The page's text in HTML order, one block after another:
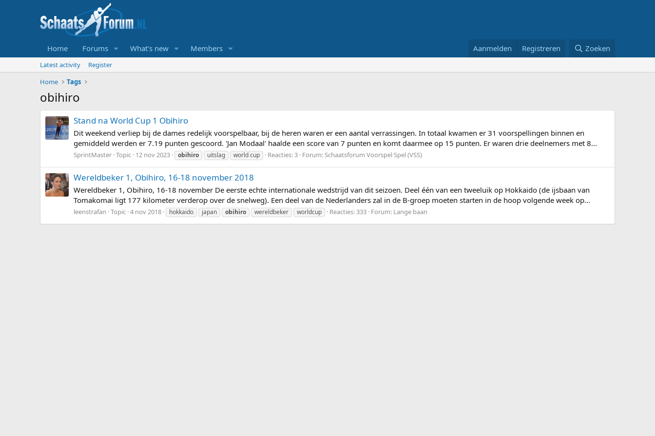
Home Forums What's new Members Aanmelden Registreren Zoeken
Latest activity
Register
Home
Tags
obihiro
Stand na World Cup 1 Obihiro
Dit weekend verliep bij de dames redelijk voorspelbaar, bij de heren waren er een aantal verrassingen. In totaal kwamen er 31 voorspellingen binnen en
gemiddeld werden er 7.19 punten gescoord. 'Jan Modaal' haalde een score van 7 punten en komt daarmee op 15 punten. Er waren drie deelnemers met 8...
SprintMaster Topic 12 nov 2023 obihiro uitslag world cup Reacties: 3 Forum:Schaatsforum Voorspel Spel (VSS)
Wereldbeker 1, Obihiro, 16-18 november 2018
Wereldbeker 1, Obihiro, 16-18 november De eerste echte internationale wedstrijd van dit seizoen. Deel één van een tweeluik op Hokkaido (de ijsbaan van
Tomakomai ligt 177 kilometer verderop over de snelweg). Een deel van de Nederlanders zal in de B-groep moeten starten in de hoop volgende week op...
leenstrafan Topic 4 nov 2018 hokkaido japan obihiro wereldbeker worldcup Reacties: 333 Forum: Lange baan